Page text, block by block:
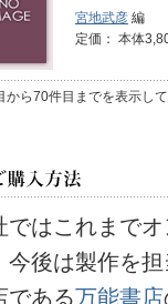
宮地武彦 編
定価： 本体
から70件目までを表示し
ではこれまで
今後は製作を
である万能書店